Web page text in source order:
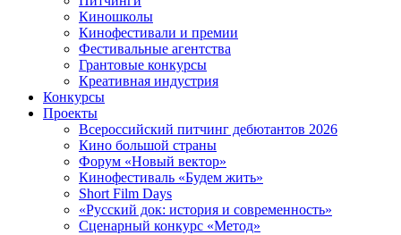
Киношколы
Кинофестивали и премии
Фестивальные агентства
Грантовые конкурсы
Креативная индустрия
Конкурсы
Проекты
Всероссийский питчинг дебютантов 2026
Кино большой страны
Форум «Новый вектор»
Кинофестиваль «Будем жить»
Short Film Days
«Русский док: история и современность»
Сценарный конкурс «Метод»